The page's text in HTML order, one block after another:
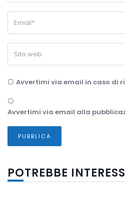
Avvertimi via email in caso di
Avvertimi via email alla
POTREBBE